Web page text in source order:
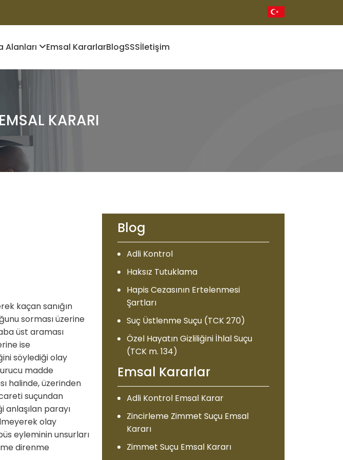
Alanları Emsal KararlarBlogSSSİletişim
KARARI
kaçan sanığın
sorması üzerine
üst araması
ise
söylediği olay
madde
halinde, üzerinden
suçundan
parayı
olay
eyleminin unsurları
direnme
Blog
Adli Kontrol
Haksız Tutuklama
Hapis Cezasının Ertelenmesi
Şartları
Suç Üstlenme Suçu (TCK 270)
Özel Hayatın Gizliliğini İhlal Suçu
(TCK m. 134)
Emsal Kararlar
Adli Kontrol Emsal Karar
Zincirleme Zimmet Suçu Emsal
Kararı
Zimmet Suçu Emsal Kararı